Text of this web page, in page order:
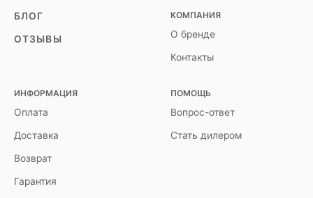
БЛОГ
ОТЗЫВЫ
КОМПАНИЯ
О бренде
Контакты
ИНФОРМАЦИЯ
Оплата
Доставка
Возврат
Гарантия
ПОМОЩЬ
Вопрос-ответ
Стать дилером